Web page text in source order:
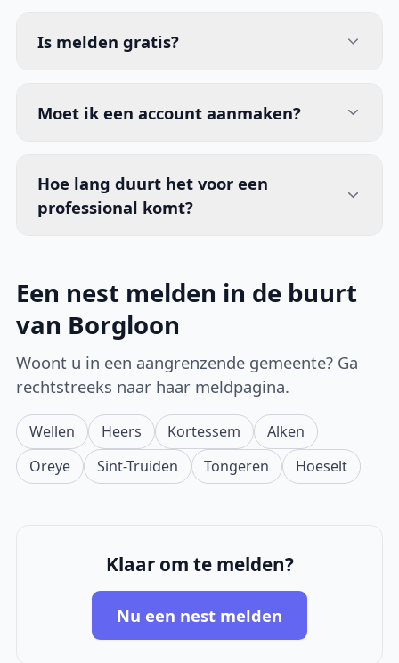
Is melden gratis?
Moet ik een account aanmaken?
Hoe lang duurt het voor een
professional komt?
Een nest melden in de buurt
van Borgloon
Woont u in een aangrenzende gemeente? Ga
rechtstreeks naar haar meldpagina.
Wellen Heers Kortessem
Alken
Oreye
Sint-Truiden Tongeren Hoeselt
Klaar om te melden?
Nu een nest melden